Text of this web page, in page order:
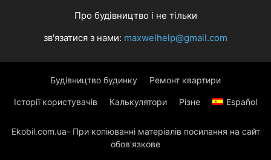
Про будівництво і не тільки
зв'язатися з нами: maxwelhelp@gmail.com
Будівництво будинку Ремонт квартири
Історії користувачів Калькулятори Різне Español
Ekobil.com.ua- При копіюванні матеріалів посилання на сайт
обов'язкове